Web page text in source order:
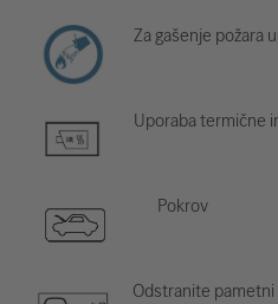
Za gašenje požara
Uporaba termične
Pokrov
Odstranite